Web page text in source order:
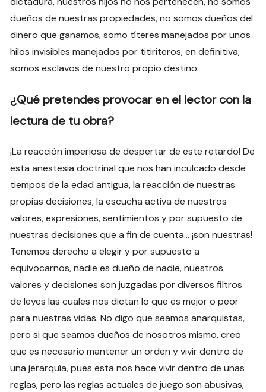
dueños de nuestras propiedades, no somos dueños del
dinero que ganamos, somo títeres manejados por unos
hilos invisibles manejados por titiriteros, en definitiva,
somos esclavos de nuestro propio destino.
¿Qué pretendes provocar en el lector con la
lectura de tu obra?
¡La reacción imperiosa de despertar de este retardo! De
esta anestesia doctrinal que nos han inculcado desde
tiempos de la edad antigua, la reacción de nuestras
propias decisiones, la escucha activa de nuestros
valores, expresiones, sentimientos y por supuesto de
nuestras decisiones que a fin de cuenta… ¡son nuestras!
Tenemos derecho a elegir y por supuesto a
equivocarnos, nadie es dueño de nadie, nuestros
valores y decisiones son juzgadas por diversos filtros
de leyes las cuales nos dictan lo que es mejor o peor
para nuestras vidas. No digo que seamos anarquistas,
pero si que seamos dueños de nosotros mismo, creo
que es necesario mantener un orden y vivir dentro de
una jerarquía, pues esta nos hace vivir dentro de unas
reglas, pero las reglas actuales de juego son abusivas,